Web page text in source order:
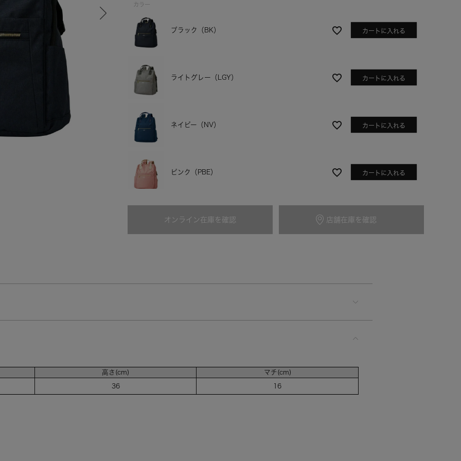
ライトグレー
カラー
ブラック（BK） カートに入れる
ライトグレー（LGY） カートに入れる
ネイビー（NV） カートに入れる
ピンク（PBE） カートに入れる
ブルー（DBL） カートに入れる
オンライン在庫を確認 店舗在庫を確認
高さ(cm)
36
マチ(cm)
16